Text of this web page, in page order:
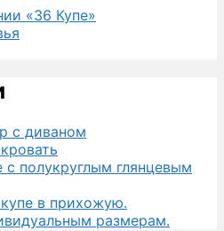
«36 Купе»
с диваном
с полукруглым глянцевым
в прихожую.
размерам.